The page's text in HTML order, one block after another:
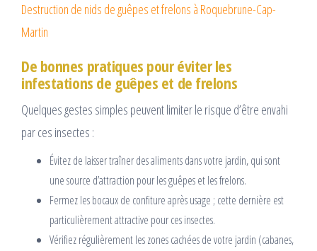
Destruction de nids de guêpes et frelons à Roquebrune-Cap-
Martin
De bonnes pratiques pour éviter les
infestations de guêpes et de frelons
Quelques gestes simples peuvent limiter le risque d’être envahi
par ces insectes :
Évitez de laisser traîner des aliments dans votre jardin, qui sont
une source d’attraction pour les guêpes et les frelons.
Fermez les bocaux de confiture après usage ; cette dernière est
particulièrement attractive pour ces insectes.
Vérifiez régulièrement les zones cachées de votre jardin (cabanes,